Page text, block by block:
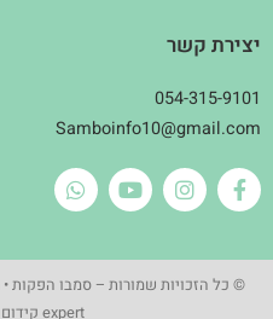
יצירת קשר
054-315-9101
Samboinfo10@gmail.com
© כל הזכויות שמורות – סמבו הפקות •
expert קידום אתרים ותוכן